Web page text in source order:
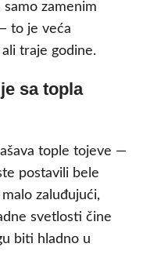
zamenim
to je veća
traje godine.
sa topla
tople tojeve —
postavili bele
zaluđujući,
svetlosti čine
biti hladno u